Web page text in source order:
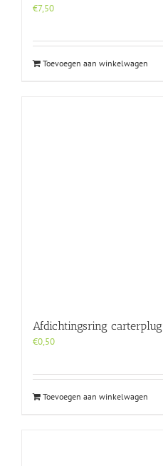
€7,50
Toevoegen aan winkelwagen
Afdichtingsring carterplug
€0,50
Toevoegen aan winkelwagen